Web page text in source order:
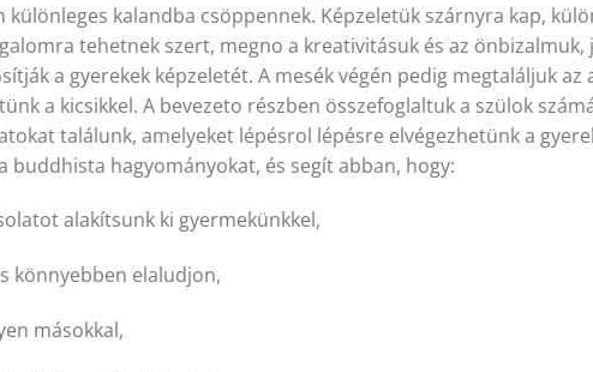
különleges kalandba csöppennek. Képzeletük szárnyra kap,
tehetnek szert, megno a kreativitásuk és az
a gyerekek képzeletét. A mesék végén pedig megtaláljuk
a kicsikkel. A bevezeto részben összefoglaltuk a szülok
találunk, amelyeket lépésrol lépésre elvégezhetünk a
buddhista hagyományokat, és segít abban, hogy:
alakítsunk ki gyermekünkkel,
könnyebben elaludjon,
másokkal,